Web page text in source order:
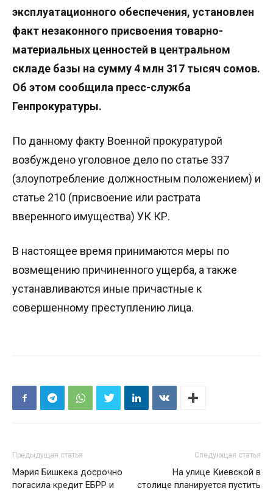
эксплуатационного обеспечения, установлен
факт незаконного присвоения товарно-
материальных ценностей в центральном
складе базы на сумму 4 млн 317 тысяч сомов.
Об этом сообщила пресс-служба
Генпрокуратуры.
По данному факту Военной прокуратурой
возбуждено уголовное дело по статье 337
(злоупотребление должностным положением) и
статье 210 (присвоение или растрата
вверенного имущества) УК КР.
В настоящее время принимаются меры по
возмещению причиненного ущерба, а также
устанавливаются иные причастные к
совершенному преступлению лица.
Предыдущая статья
Мэрия Бишкека досрочно
погасила кредит ЕБРР и
Следующая статья
На улице Киевской в
столице планируется пустить